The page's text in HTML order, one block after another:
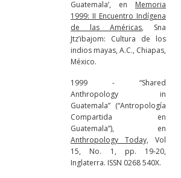
Guatemala’, en Memoria
1999: II Encuentro Indígena
de las Américas, Sna
Jtz’ibajom: Cultura de los
indios mayas, A.C., Chiapas,
México.
1999 - “Shared
Anthropology in
Guatemala” (“Antropología
Compartida en
Guatemala”), en
Anthropology Today, Vol
15, No. 1, pp. 19-20,
Inglaterra. ISSN 0268 540X.